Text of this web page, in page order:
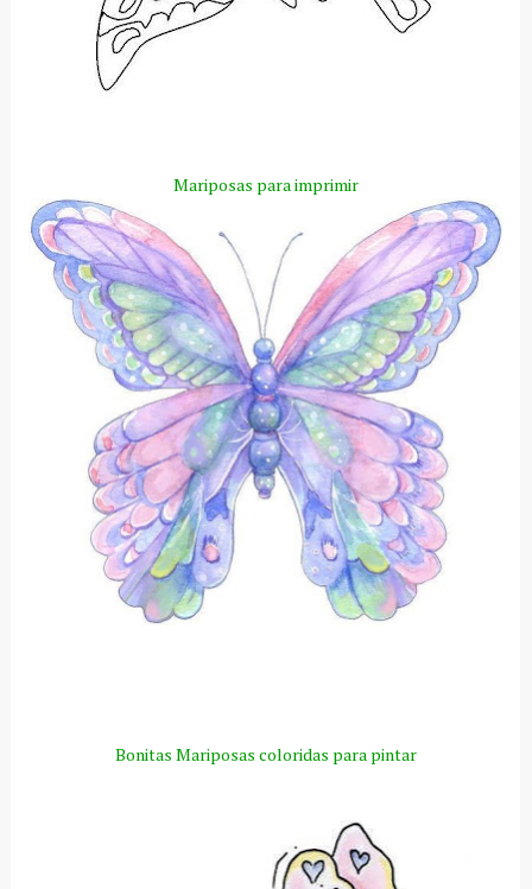
Mariposas para imprimir
Bonitas Mariposas coloridas para pintar